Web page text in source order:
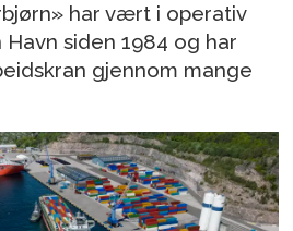
har vært i operativ
siden 1984 og har
gjennom mange